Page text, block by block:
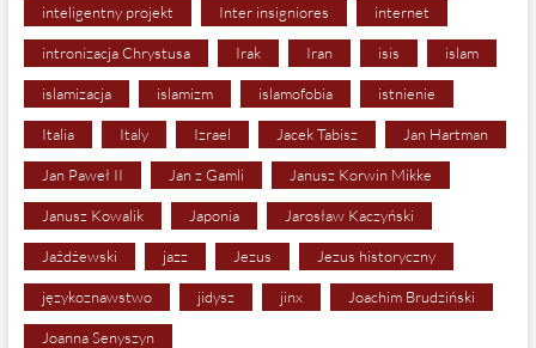
inteligentny projekt Inter insigniores internet
intronizacja Chrystusa Irak Iran isis islam
islamizacja islamizm islamofobia istnienie
Italia Italy Izrael Jacek Tabisz Jan Hartman
Jan Paweł II Jan z Gamli Janusz Korwin Mikke
Janusz Kowalik Japonia Jarosław Kaczyński
Jażdżewski jazz Jezus Jezus historyczny
językoznawstwo jidysz jinx Joachim Brudziński
Joanna Senyszyn